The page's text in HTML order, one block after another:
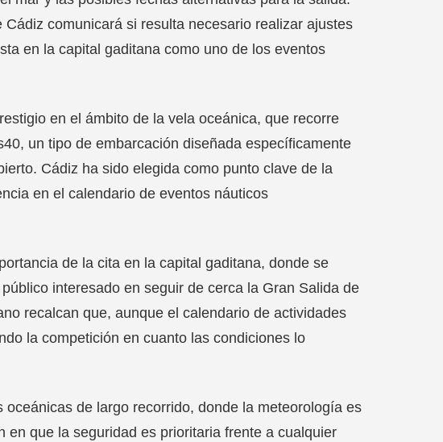
comunicará si resulta necesario realizar ajustes
en la capital gaditana como uno de los eventos
en el ámbito de la vela oceánica, que recorre
un tipo de embarcación diseñada específicamente
Cádiz ha sido elegida como punto clave de la
en el calendario de eventos náuticos
de la cita en la capital gaditana, donde se
interesado en seguir de cerca la Gran Salida de
recalcan que, aunque el calendario de actividades
la competición en cuanto las condiciones lo
de largo recorrido, donde la meteorología es
que la seguridad es prioritaria frente a cualquier